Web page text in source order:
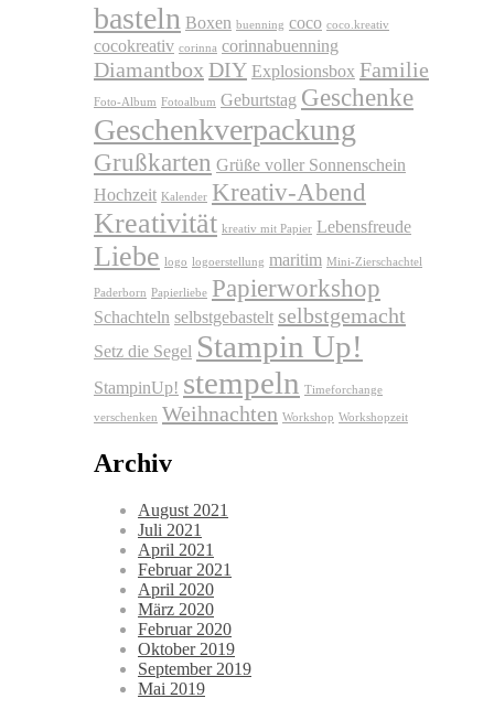
basteln Boxen buenning coco coco.kreativ
cocokreativ corinna corinnabuenning
Diamantbox DIY Explosionsbox Familie
Foto-Album Fotoalbum Geburtstag Geschenke
Geschenkverpackung
Grußkarten Grüße voller Sonnenschein
Hochzeit Kalender Kreativ-Abend
Kreativität kreativ mit Papier Lebensfreude
Liebe logo logoerstellung maritim Mini-Zierschachtel
Paderborn Papierliebe Papierworkshop
Schachteln selbstgebastelt selbstgemacht
Setz die Segel Stampin Up!
StampinUp! stempeln Timeforchange
verschenken Weihnachten Workshop Workshopzeit
Archiv
August 2021
Juli 2021
April 2021
Februar 2021
April 2020
März 2020
Februar 2020
Oktober 2019
September 2019
Mai 2019